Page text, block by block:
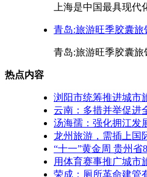
上海是中国最具现
青岛:旅游旺季胶囊
青岛:旅游旺季胶囊
热点内容
浏阳市统筹推进城市
云南：多措并举促进
汤海孺：强化拥江发
龙州旅游，需插上国
“十一”黄金周 贵州省
用体育赛事推广城市
荣成：厕所革命建管